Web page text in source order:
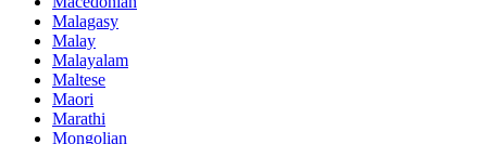
Malagasy
Malay
Malayalam
Maltese
Maori
Marathi
Mongolian